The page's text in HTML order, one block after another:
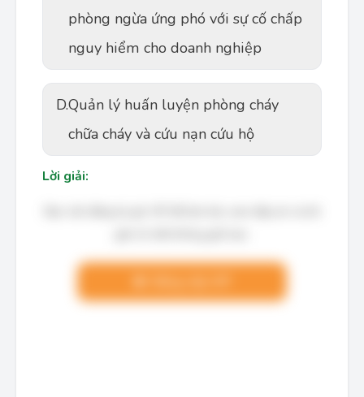
phòng ngừa ứng phó với sự cố chấp
nguy hiểm cho doanh nghiệp
D.Quản lý huấn luyện phòng cháy
chữa cháy và cứu nạn cứu hộ
Lời giải: